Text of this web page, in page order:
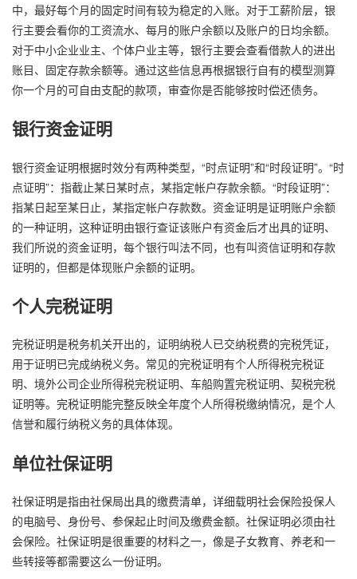
中，最好每个月的固定时间有较为稳定的入账。对于工薪阶层，银
行主要会看你的工资流水、每月的账户余额以及账户的日均余额。
对于中小企业业主、个体户业主等，银行主要会查看借款人的进出
账目、固定存款余额等。通过这些信息再根据银行自有的模型测算
你一个月的可自由支配的款项，审查你是否能够按时偿还债务。
银行资金证明
银行资金证明根据时效分有两种类型，“时点证明”和“时段证明”。“时
点证明”：指截止某日某时点，某指定帐户存款余额。“时段证明”：
指某日起至某日止，某指定帐户存款数。资金证明是证明账户余额
的一种证明，这种证明由银行查证该账户有资金后才出具的证明、
我们所说的资金证明，每个银行叫法不同，也有叫资信证明和存款
证明的，但都是体现账户余额的证明。
个人完税证明
完税证明是税务机关开出的，证明纳税人已交纳税费的完税凭证，
用于证明已完成纳税义务。常见的完税证明有个人所得税完税证
明、境外公司企业所得税完税证明、车船购置完税证明、契税完税
证明等。完税证明能完整反映全年度个人所得税缴纳情况，是个人
信誉和履行纳税义务的具体体现。
单位社保证明
社保证明是指由社保局出具的缴费清单，详细载明社会保险投保人
的电脑号、身份号、参保起止时间及缴费金额。社保证明必须由社
会保险。社保证明是很重要的材料之一，像是子女教育、养老和一
些转接等都需要这么一份证明。